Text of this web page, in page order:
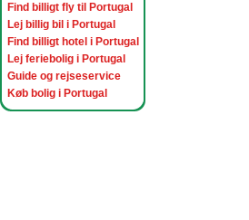
Find billigt fly til Portugal
Lej billig bil i Portugal
Find billigt hotel i Portugal
Lej feriebolig i Portugal
Guide og rejseservice
Køb bolig i Portugal